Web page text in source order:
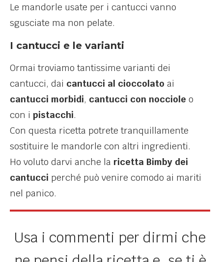
Le mandorle usate per i cantucci vanno
sgusciate ma non pelate.
I cantucci e le varianti
Ormai troviamo tantissime varianti dei
cantucci, dai cantucci al cioccolato ai
cantucci morbidi, cantucci con nocciole o
con i pistacchi.
Con questa ricetta potrete tranquillamente
sostituire le mandorle con altri ingredienti.
Ho voluto darvi anche la ricetta Bimby dei
cantucci perché può venire comodo ai mariti
nel panico.
Usa i commenti per dirmi che